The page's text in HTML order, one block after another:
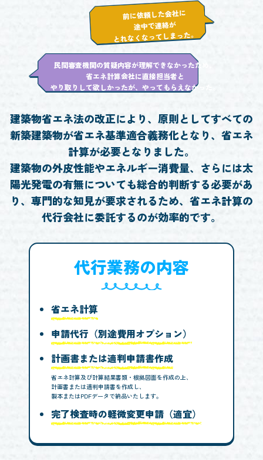
前に依頼した会社に
途中で連絡が
とれなくなってしまった。
民間審査機関の質疑内容が理解できなかったため、
省エネ計算会社に直接担当者と
やり取りして欲しかったが、やってもらえなかった。
建築物省エネ法の改正により、原則としてすべての
新築建築物が省エネ基準適合義務化となり、 省エネ
計算が必要となりました。
建築物の外皮性能やエネルギー消費量、さらには太
陽光発電の有無についても総合的判断する必要があ
り、 専門的な知見が要求されるため、省エネ計算の
代行会社に委託するのが効率的です。
代行業務の内容
省エネ計算
申請代行（別途費用オプション）
計画書または適判申請書作成
省エネ計算及び計算結果書類・根拠図面を作成の上、
計画書または適判申請書を作成し、
製本またはPDFデータで納品いたします。
完了検査時の軽微変更申請（適宜）